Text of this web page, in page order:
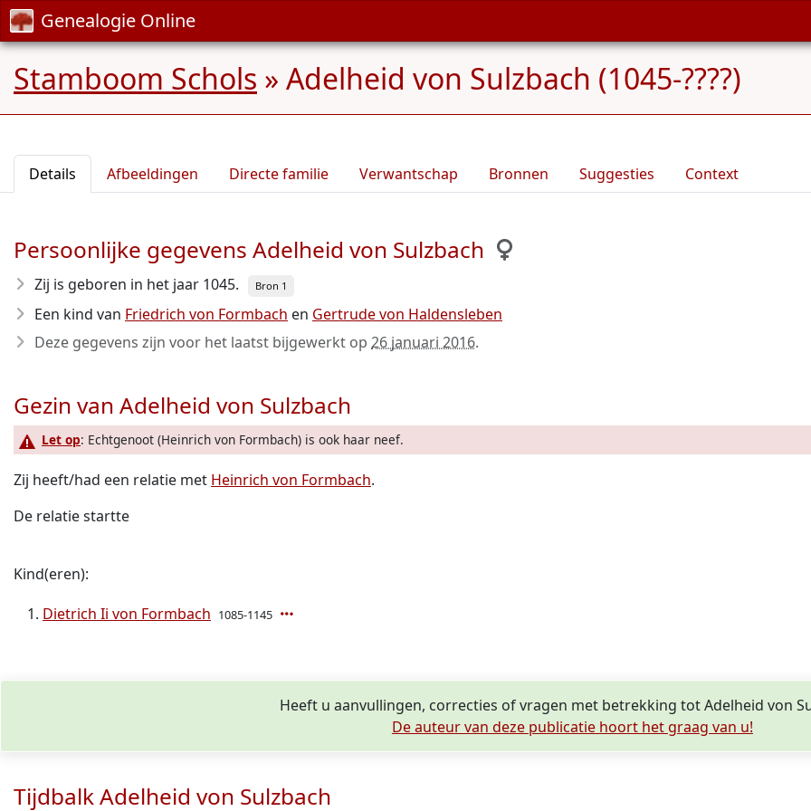
Genealogie Online
Stamboom Schols » Adelheid von Sulzbach (1045-????)
Details Afbeeldingen Directe familie Verwantschap Bronnen Suggesties Context
Persoonlijke gegevens Adelheid von Sulzbach
Zij is geboren in het jaar 1045. Bron 1
Een kind van Friedrich von Formbach en Gertrude von Haldensleben
Deze gegevens zijn voor het laatst bijgewerkt op 26 januari 2016.
Gezin van Adelheid von Sulzbach
Let op: Echtgenoot (Heinrich von Formbach) is ook haar neef.
Zij heeft/had een relatie met Heinrich von Formbach.
De relatie startte
Kind(eren):
Dietrich Ii von Formbach 1085-1145
Heeft u aanvullingen, correcties of vragen met betrekking tot Adelheid von
De auteur van deze publicatie hoort het graag van u!
Tijdbalk Adelheid von Sulzbach